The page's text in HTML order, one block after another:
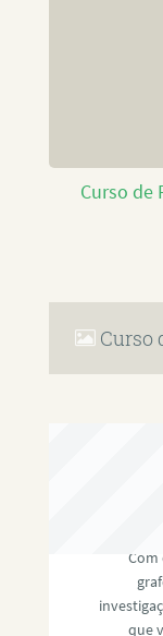
Curso de
Curso
Com
que